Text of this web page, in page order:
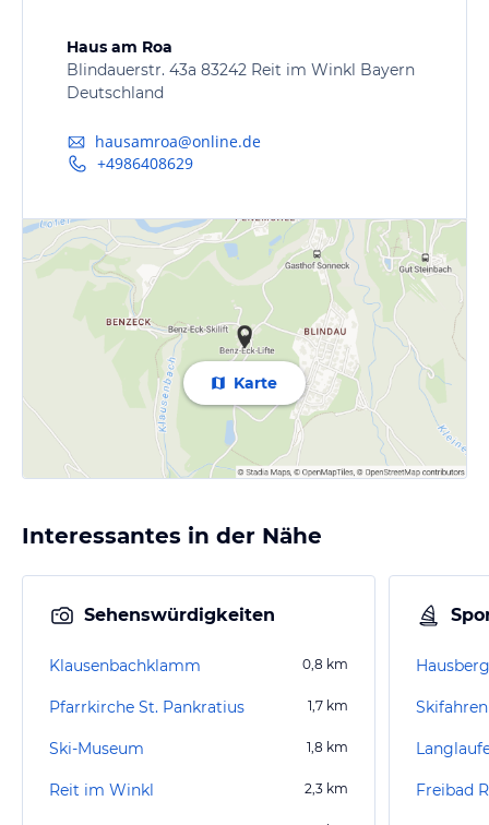
Haus am Roa
Blindauerstr. 43a 83242 Reit im Winkl Bayern
Deutschland
hausamroa@online.de
+4986408629
Karte
Interessantes in der Nähe
Sehenswürdigkeiten
Klausenbachklamm 0,8 km
Pfarrkirche St. Pankratius 1,7 km
Ski-Museum 1,8 km
Reit im Winkl 2,3 km
Skifahren
Freibad